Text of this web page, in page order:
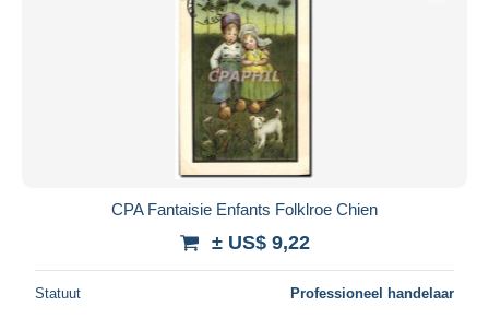
CPA Fantaisie Enfants Folklroe Chien
± US$ 9,22
Statuut Professioneel handelaar